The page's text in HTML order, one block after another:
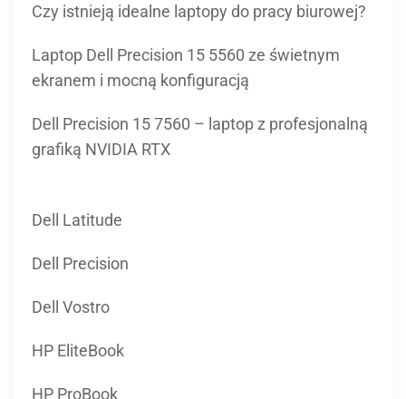
Czy istnieją idealne laptopy do pracy biurowej?
Laptop Dell Precision 15 5560 ze świetnym
ekranem i mocną konfiguracją
Dell Precision 15 7560 – laptop z profesjonalną
grafiką NVIDIA RTX
Dell Latitude
Dell Precision
Dell Vostro
HP EliteBook
HP ProBook